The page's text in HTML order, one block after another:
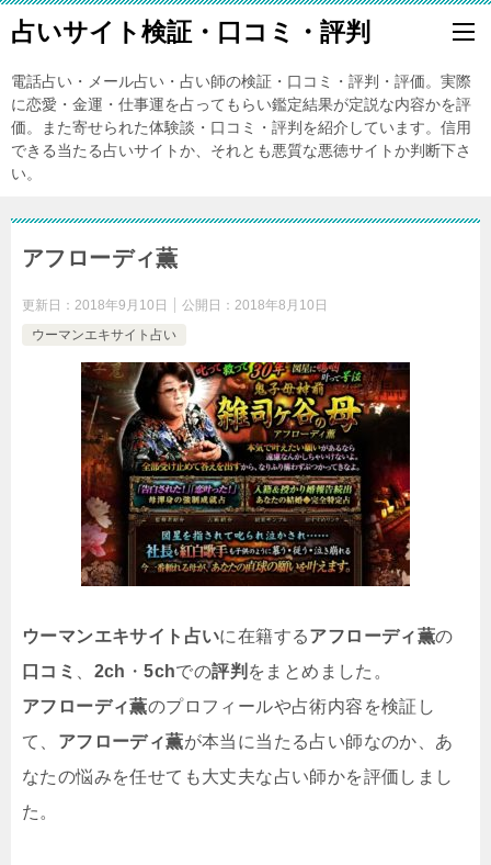
占いサイト検証・口コミ・評判
電話占い・メール占い・占い師の検証・口コミ・評判・評価。実際
に恋愛・金運・仕事運を占ってもらい鑑定結果が定説な内容かを評
価。また寄せられた体験談・口コミ・評判を紹介しています。信用
できる当たる占いサイトか、それとも悪質な悪徳サイトか判断下さ
い。
アフローディ薫
更新日： 2018年9月10日 公開日： 2018年8月10日
ウーマンエキサイト占い
ウーマンエキサイト占いに在籍するアフローディ薫の
口コミ
2ch ・5chでの評判 をまとめました。
アフローディ薫のプロフィールや占術内容を検証し
て、 アフローディ薫が本当に当たる占い師なのか、あ
なたの悩みを任せても大丈夫な占い師かを評価しまし
た。